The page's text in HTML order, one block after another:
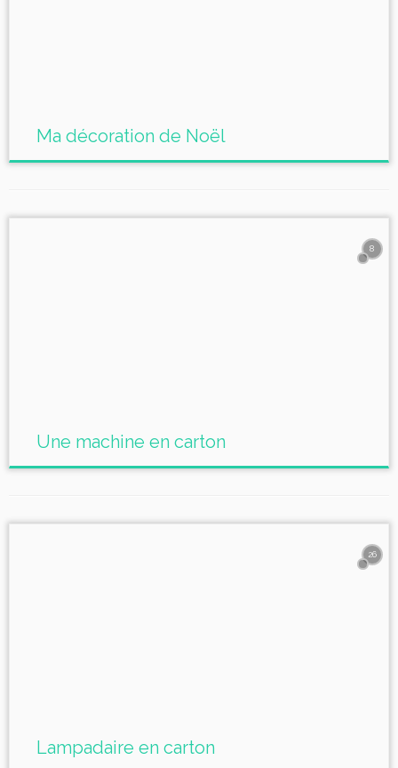
Ma décoration de Noël
8
Une machine en carton
26
Lampadaire en carton